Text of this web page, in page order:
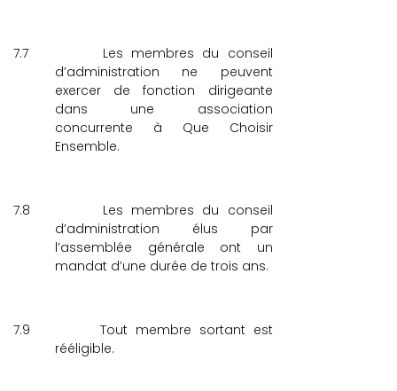
7.7
Les membres du conseil
d’administration ne peuvent
exercer de fonction dirigeante
dans une association
concurrente à Que Choisir
Ensemble.
7.8
Les membres du conseil
d’administration élus par
l’assemblée générale ont un
mandat d’une durée de trois ans.
7.9
Tout membre sortant est
rééligible.